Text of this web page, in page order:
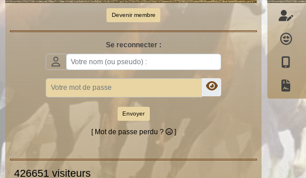
Devenir membre
Se reconnecter :
Envoyer
[ Mot de passe perdu ? ]
426651 visiteurs